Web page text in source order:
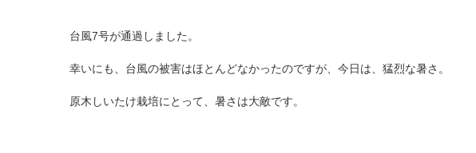
台風7号が通過しました。
幸いにも、台風の被害はほとんどなかったのですが、今日は、猛烈な暑さ。
原木しいたけ栽培にとって、暑さは大敵です。